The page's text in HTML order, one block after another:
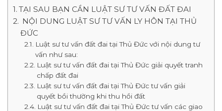
TẠI SAU BẠN CẦN LUẬT SƯ TƯ VẤN ĐẤT ĐAI
NỘI DUNG LUẬT SƯ TƯ VẤN LY HÔN TẠI THỦ
ĐỨC
Luật sư tư vấn đất đai tại Thủ Đức với nội dung tư
vấn như sau:
Luật sư tư vấn đất đai tại Thủ Đức giải quyết tranh
chấp đất đai
Luật sư tư vấn đất đai tại Thủ Đức tư vấn giải
quyết bồi thường khi thu hồi đất
Luật sư tư vấn đất đai tại Thủ Đức tư vấn các giao